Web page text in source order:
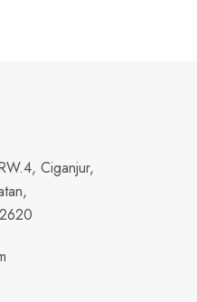
Ciganjur,